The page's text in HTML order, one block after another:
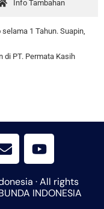
Info Tambahan
1 Tahun. Suapin,
di PT. Permata Kasih
n
v
e
l
o
u
t
u
· All rights
INDONESIA